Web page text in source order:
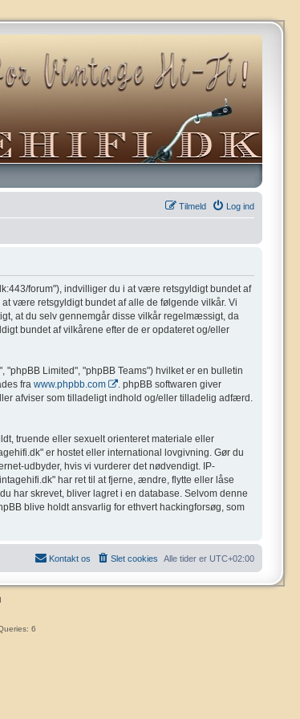
Log ind
Tilmeld
forum"), indvilliger du i at være retsgyldigt bundet af
være retsgyldigt bundet af alle de følgende vilkår. Vi
at du selv gennemgår disse vilkår regelmæssigt, da
bundet af vilkårene efter de er opdateret og/eller
"phpBB Limited", "phpBB Teams") hvilket er en bulletin
fra www.phpbb.com
. phpBB softwaren giver
afviser som tilladeligt indhold og/eller tilladelig adfærd.
truende eller sexuelt orienteret materiale eller
er hostet eller international lovgivning. Gør du
udbyder, hvis vi vurderer det nødvendigt. IP-
har ret til at fjerne, ændre, flytte eller låse
har skrevet, bliver lagret i en database. Selvom denne
blive holdt ansvarlig for ethvert hackingforsøg, som
Alle tider er UTC+02:00
Slet cookies
Kontakt os
6